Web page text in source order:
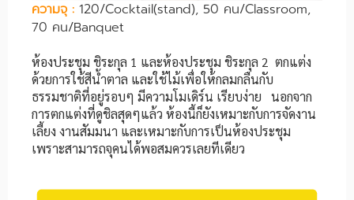
ความจุ : 120/Cocktail(stand), 50 คน/Classroom,
70 คน/Banquet
ห้องประชุม ชิระกุล 1 และห้องประชุม ชิระกุล 2 ตกแต่ง
ด้วยการใช้สีน้ำตาล และใช้ไม้เพื่อให้กลมกลืนกับ
ธรรมชาติที่อยู่รอบๆ มีความโมเดิร์น เรียบง่าย นอกจาก
การตกแต่งที่ดูชิลสุดๆแล้ว ห้องนี้ก็ยังเหมาะกับการจัดงาน
เลี้ยง งานสัมมนา และเหมาะกับการเป็นห้องประชุม
เพราะสามารถจุคนได้พอสมควรเลยทีเดียว